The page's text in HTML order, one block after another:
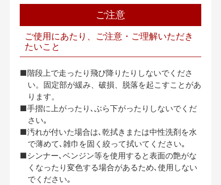
ご注意
ご使用にあたり、ご注意・ご理解いただき
たいこと
■階段上で走ったり飛び降りたりしないでくださ
い。固定部が緩み、破損、脱落を起こすことがあ
ります。
■手摺に上がったり､ぶら下がったりしないでくだ
さい｡
■汚れが付いた場合は､乾拭きまたは中性洗剤を水
で薄めて､雑巾を固く絞って拭いてください｡
■シンナー､ベンジン等を使用すると表面の艶がな
くなったり変色する場合があるため､使用しない
でください｡